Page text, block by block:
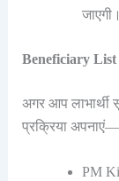
जाएगी।
Beneficiary List
अगर आप लाभार्थी
प्रक्रिया अपनाएं—
PM